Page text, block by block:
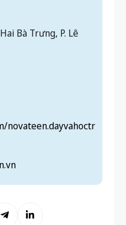
Bà Trưng, P. Lê
novateen.dayvahoctr